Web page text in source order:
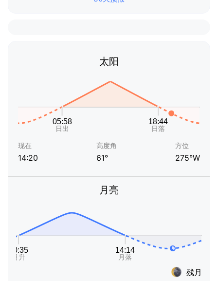
太阳
现在
14:20
高度角
61°
方位
275°W
月亮
残月